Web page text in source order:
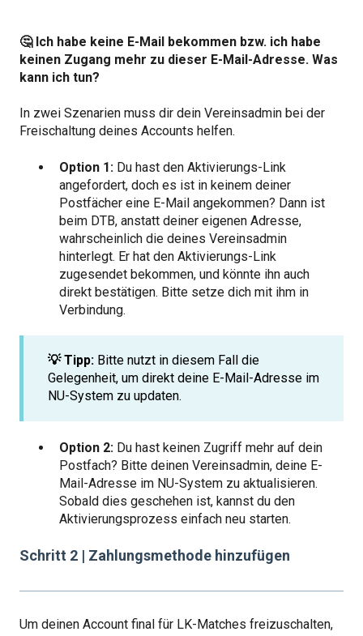
🤔 Ich habe keine E-Mail bekommen bzw. ich habe
keinen Zugang mehr zu dieser E-Mail-Adresse. Was
kann ich tun?
In zwei Szenarien muss dir dein Vereinsadmin bei der
Freischaltung deines Accounts helfen.
Option 1: Du hast den Aktivierungs-Link
angefordert, doch es ist in keinem deiner
Postfächer eine E-Mail angekommen? Dann ist
beim DTB, anstatt deiner eigenen Adresse,
wahrscheinlich die deines Vereinsadmin
hinterlegt. Er hat den Aktivierungs-Link
zugesendet bekommen, und könnte ihn auch
direkt bestätigen. Bitte setze dich mit ihm in
Verbindung.
💡 Tipp: Bitte nutzt in diesem Fall die
Gelegenheit, um direkt deine E-Mail-Adresse im
NU-System zu updaten.
Option 2: Du hast keinen Zugriff mehr auf dein
Postfach? Bitte deinen Vereinsadmin, deine E-
Mail-Adresse im NU-System zu aktualisieren.
Sobald dies geschehen ist, kannst du den
Aktivierungsprozess einfach neu starten.
Schritt 2 | Zahlungsmethode hinzufügen
Um deinen Account final für LK-Matches freizuschalten,